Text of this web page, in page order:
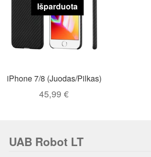
Išparduota
iPhone 7/8 (Juodas/Pilkas)
45,99€
UAB Robot LT